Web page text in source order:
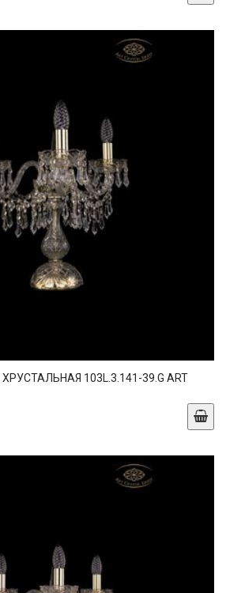
103L.3.141-39.G ART